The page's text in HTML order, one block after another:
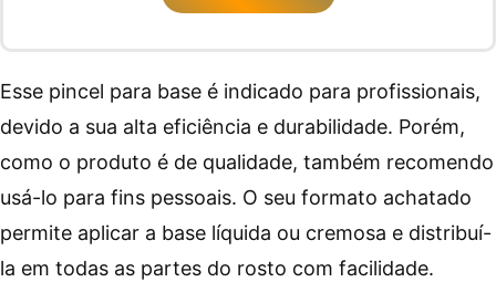
Esse pincel para base é indicado para profissionais,
devido a sua alta eficiência e durabilidade. Porém,
como o produto é de qualidade, também recomendo
usá-lo para fins pessoais. O seu formato achatado
permite aplicar a base líquida ou cremosa e distribuí-
la em todas as partes do rosto com facilidade.